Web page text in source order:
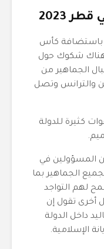
2023
قطر باستضافة كأس
عام 2022، أصبح هناك شكوك حول
الجماهير من
والترانس وتصل
كثيرة للدولة
المسؤولين في
الجماهير بما
لهم التواجد
أخرى تقول إن
داخل الدولة
الإسلامية.